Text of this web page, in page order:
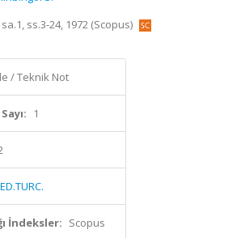
sa.1, ss.3-24, 1972 (Scopus)
/ Teknik Not
Sayı: 1
İndeksler: Scopus